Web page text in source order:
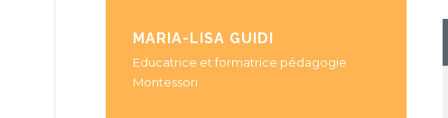
MARIA-LISA GUIDI
Educatrice et formatrice pédagogie
Montessori